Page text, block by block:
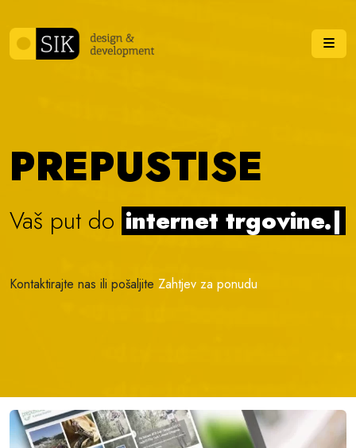
PREPUSTISE
Vaš put do internet trgovine.|
Kontaktirajte nas ili pošaljite Zahtjev za ponudu